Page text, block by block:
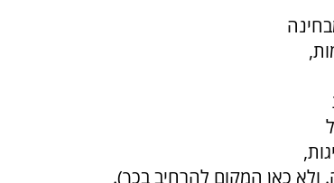
כאן המקום להרחיב בכך).